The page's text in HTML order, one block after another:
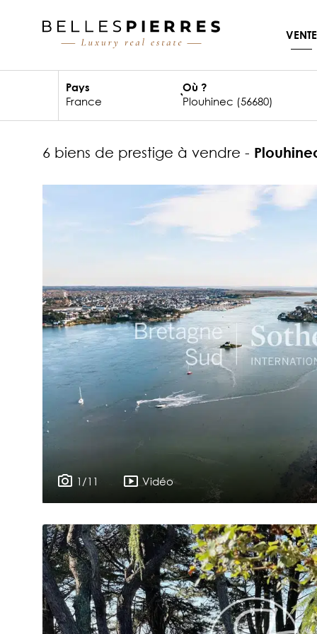
VENTE
Pays Où ?
6 biens de prestige à vendre -
1/11 Vidéo